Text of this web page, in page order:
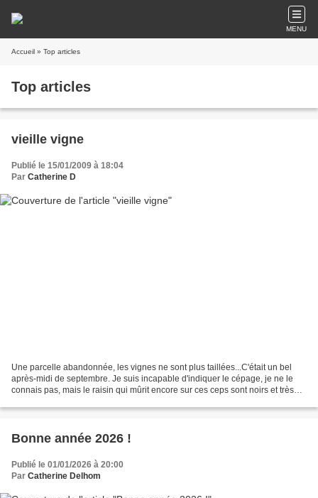
MENU
Accueil » Top articles
Top articles
vieille vigne
Publié le 15/01/2009 à 18:04
Par Catherine D
Une parcelle abandonnée, les vignes ne sont plus taillées...C'était un bel
après-midi de septembre. Je suis incapable d'indiquer le cépage, je ne le
connais pas, mais le raisin qui mûrit encore sur ces ceps sont noirs et très
Bonne année 2026 !
Publié le 01/01/2026 à 20:00
Par Catherine Delhom